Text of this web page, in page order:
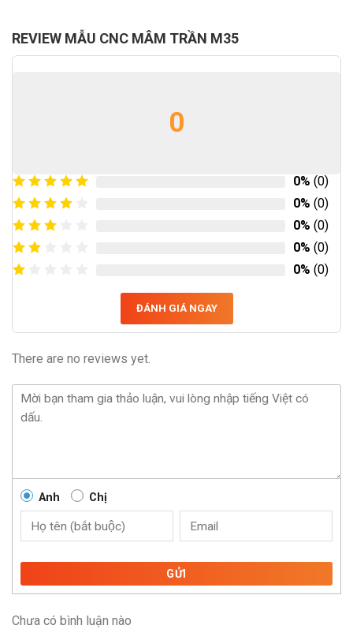
REVIEW MẪU CNC MÂM TRẦN M35
0
0% (0)
0% (0)
0% (0)
0% (0)
0% (0)
ĐÁNH GIÁ NGAY
There are no reviews yet.
Anh Chị
GỬI
Chưa có bình luận nào